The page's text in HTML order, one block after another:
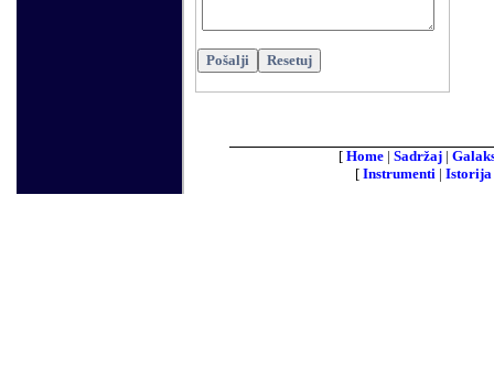
[ Home | Sadržaj |
[ Instrumenti|